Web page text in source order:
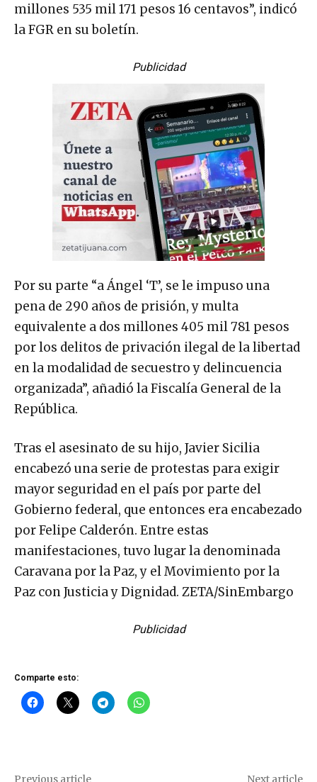
millones 535 mil 171 pesos 16 centavos”, indicó
la FGR en su boletín.
Publicidad
Por su parte “a Ángel ‘T’, se le impuso una
pena de 290 años de prisión, y multa
equivalente a dos millones 405 mil 781 pesos
por los delitos de privación ilegal de la libertad
en la modalidad de secuestro y delincuencia
organizada”, añadió la Fiscalía General de la
República.
Tras el asesinato de su hijo, Javier Sicilia
encabezó una serie de protestas para exigir
mayor seguridad en el país por parte del
Gobierno federal, que entonces era encabezado
por Felipe Calderón. Entre estas
manifestaciones, tuvo lugar la denominada
Caravana por la Paz, y el Movimiento por la
Paz con Justicia y Dignidad. ZETA/SinEmbargo
Publicidad
Comparte esto:
Previous article Next article